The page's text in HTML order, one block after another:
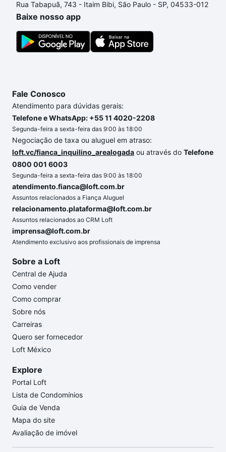
comprar um apartamento e conte com a gente para
comprar o imóvel dos seus sonhos com segurança e
conforto. Loft, com você até as chaves.
Rua Tabapuã, 743 - Itaim Bibi, São Paulo - SP, 04533-012
Baixe nosso app
Fale Conosco
Atendimento para dúvidas gerais:
Telefone e WhatsApp: +55 11 4020-2208
Segunda-feira a sexta-feira das 9:00 às 18:00
Negociação de taxa ou aluguel em atraso:
loft.vc/fianca_inquilino_arealogada ou através do Telefone
0800 001 6003
Segunda-feira a sexta-feira das 9:00 às 18:00
atendimento.fianca@loft.com.br
Assuntos relacionados a Fiança Aluguel
relacionamento.plataforma@loft.com.br
Assuntos relacionados ao CRM Loft
imprensa@loft.com.br
Atendimento exclusivo aos profissionais de imprensa
Sobre a Loft
Central de Ajuda
Como vender
Como comprar
Sobre nós
Carreiras
Quero ser fornecedor
Loft México
Explore
Portal Loft
Lista de Condomínios
Guia de Venda
Mapa do site
Avaliação de imóvel